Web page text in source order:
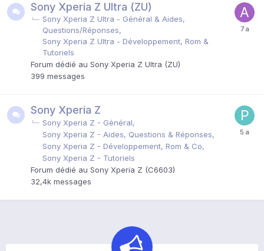
Sony Xperia Z Ultra (ZU)
Sony Xperia Z Ultra - Général & Aides,
Questions/Réponses
Sony Xperia Z Ultra - Développement, Rom &
Tutoriels
Forum dédié au Sony Xperia Z Ultra (ZU)
399 messages
Sony Xperia Z
Sony Xperia Z - Général
Sony Xperia Z - Aides, Questions & Réponses
Sony Xperia Z - Développement, Rom & Co
Sony Xperia Z - Tutoriels
Forum dédié au Sony Xperia Z (C6603)
32,4k messages